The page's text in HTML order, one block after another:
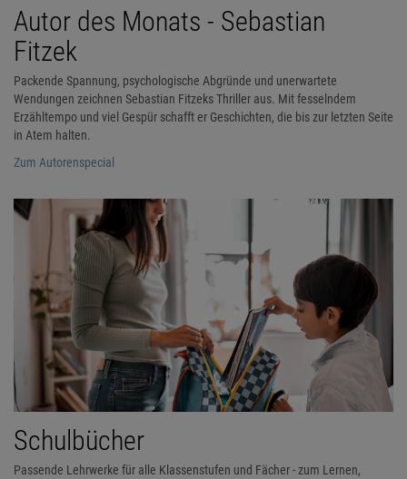
Autor des Monats - Sebastian
Fitzek
Packende Spannung, psychologische Abgründe und unerwartete
Wendungen zeichnen Sebastian Fitzeks Thriller aus. Mit fesselndem
Erzähltempo und viel Gespür schafft er Geschichten, die bis zur letzten Seite
in Atem halten.
Zum Autorenspecial
Schulbücher
Passende Lehrwerke für alle Klassenstufen und Fächer - zum Lernen,